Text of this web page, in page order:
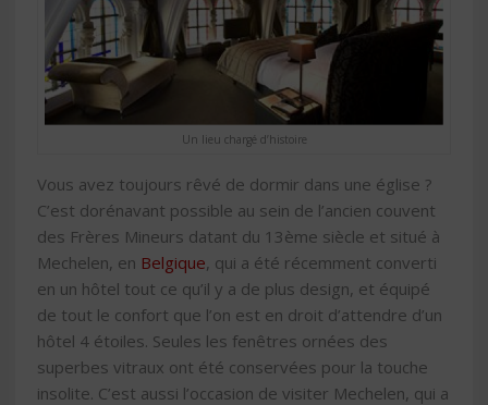
Un lieu chargé d’histoire
Vous avez toujours rêvé de dormir dans une église ?
C’est dorénavant possible au sein de l’ancien couvent
des Frères Mineurs datant du 13ème siècle et situé à
Mechelen, en Belgique, qui a été récemment converti
en un hôtel tout ce qu’il y a de plus design, et équipé
de tout le confort que l’on est en droit d’attendre d’un
hôtel 4 étoiles. Seules les fenêtres ornées des
superbes vitraux ont été conservées pour la touche
insolite. C’est aussi l’occasion de visiter Mechelen, qui a